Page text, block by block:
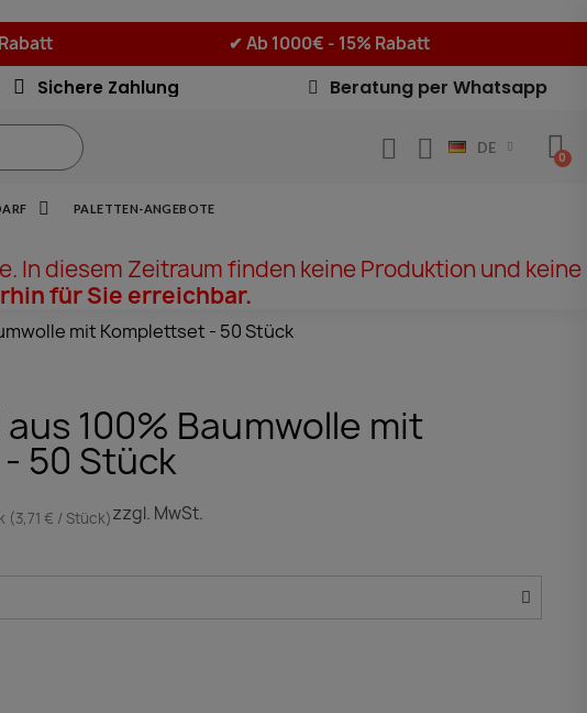
✔Ab 1000€ - 15% Rabatt
Sichere Zahlung Beratung per Whatsapp
DE
PALETTEN-ANGEBOTE
In diesem Zeitraum finden keine Produktion und keine
für Sie erreichbar.
mit Komplettset - 50 Stück
100% Baumwolle mit
50 Stück
(3,71 € / Stück)zzgl. MwSt.